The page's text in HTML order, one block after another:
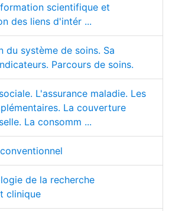
scientifique et
des liens d'intér ...
du système de soins. Sa
Parcours de soins.
L'assurance maladie. Les
La couverture
La consomm ...
de la recherche
clinique